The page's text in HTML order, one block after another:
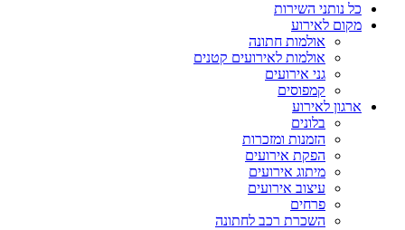
כל נותני השירות
מקום לאירוע
אולמות חתונה
אולמות לאירועים קטנים
גני אירועים
קמפוסים
ארגון לאירוע
בלונים
הזמנות ומזכרות
הפקת אירועים
מיתוג אירועים
עיצוב אירועים
פרחים
השכרת רכב לחתונה